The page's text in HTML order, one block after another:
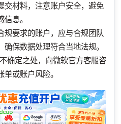
交材料，注意账户安全，避免
息。
规要求的账户，应与合规团队
保数据处理符合当地法规。
确定之处，向微软官方客服咨
或账户风险。